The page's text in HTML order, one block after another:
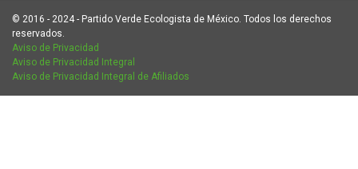
© 2016 - 2024 - Partido Verde Ecologista de México. Todos los derechos
reservados.
Aviso de Privacidad
Aviso de Privacidad Integral
Aviso de Privacidad Integral de Afiliados